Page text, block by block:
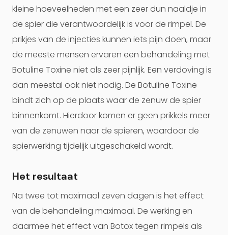
kleine hoeveelheden met een zeer dun naaldje in
de spier die verantwoordelijk is voor de rimpel. De
prikjes van de injecties kunnen iets pijn doen, maar
de meeste mensen ervaren een behandeling met
Botuline Toxine niet als zeer pijnlijk. Een verdoving is
dan meestal ook niet nodig. De Botuline Toxine
bindt zich op de plaats waar de zenuw de spier
binnenkomt. Hierdoor komen er geen prikkels meer
van de zenuwen naar de spieren, waardoor de
spierwerking tijdelijk uitgeschakeld wordt.
Het resultaat
Na twee tot maximaal zeven dagen is het effect
van de behandeling maximaal. De werking en
daarmee het effect van Botox tegen rimpels als